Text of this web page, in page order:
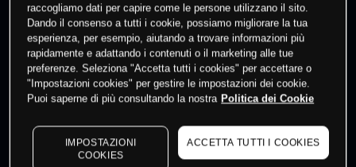
Fai trading
I prezzi sono solo indicativi. Accediper vedere gli ultimi
dati di mercato
to see latest market data
raccogliamo dati per capire come le persone utilizzano il sito.
Dando il consenso a tutti i cookie, possiamo migliorare la tua
esperienza, per esempio, aiutando a trovare informazioni più
rapidamente e adattando i contenuti o il marketing alle tue
preferenze. Seleziona "Accetta tutti i cookies" per accettare o
"Impostazioni cookies" per gestire le impostazioni dei cookie.
Puoi saperne di più consultando la nostra Politica dei Cookie
IMPOSTAZIONI
COOKIES
ACCETTA TUTTI I COOKIES